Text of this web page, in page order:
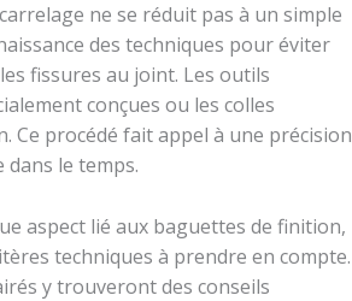
ne se réduit pas à un simple
des techniques pour éviter
fissures au joint. Les outils
conçues ou les colles
Ce procédé fait appel à une précision
le temps.
aspect lié aux baguettes de finition,
techniques à prendre en compte.
y trouveront des conseils